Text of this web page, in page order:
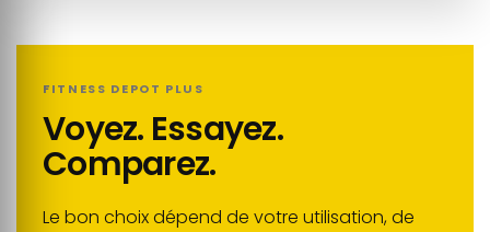
FITNESS DEPOT PLUS
Voyez. Essayez.
Comparez.
Le bon choix dépend de votre utilisation, de